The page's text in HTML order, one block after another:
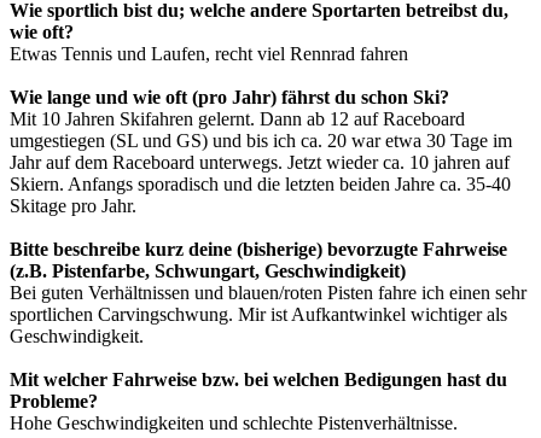
Wie sportlich bist du; welche andere Sportarten betreibst du,
wie oft?
Etwas Tennis und Laufen, recht viel Rennrad fahren
Wie lange und wie oft (pro Jahr) fährst du schon Ski?
Mit 10 Jahren Skifahren gelernt. Dann ab 12 auf Raceboard
umgestiegen (SL und GS) und bis ich ca. 20 war etwa 30 Tage im
Jahr auf dem Raceboard unterwegs. Jetzt wieder ca. 10 jahren auf
Skiern. Anfangs sporadisch und die letzten beiden Jahre ca. 35-40
Skitage pro Jahr.
Bitte beschreibe kurz deine (bisherige) bevorzugte Fahrweise
(z.B. Pistenfarbe, Schwungart, Geschwindigkeit)
Bei guten Verhältnissen und blauen/roten Pisten fahre ich einen sehr
sportlichen Carvingschwung. Mir ist Aufkantwinkel wichtiger als
Geschwindigkeit.
Mit welcher Fahrweise bzw. bei welchen Bedigungen hast du
Probleme?
Hohe Geschwindigkeiten und schlechte Pistenverhältnisse.